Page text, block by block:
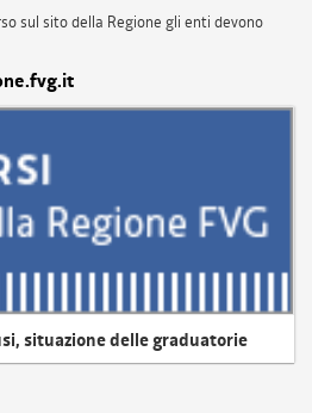
sul sito della Regione gli enti devono
situazione delle graduatorie